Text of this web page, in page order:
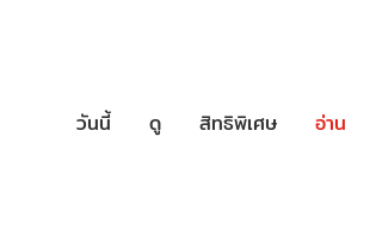
วันนี้ ดู สิทธิพิเศษ อ่าน